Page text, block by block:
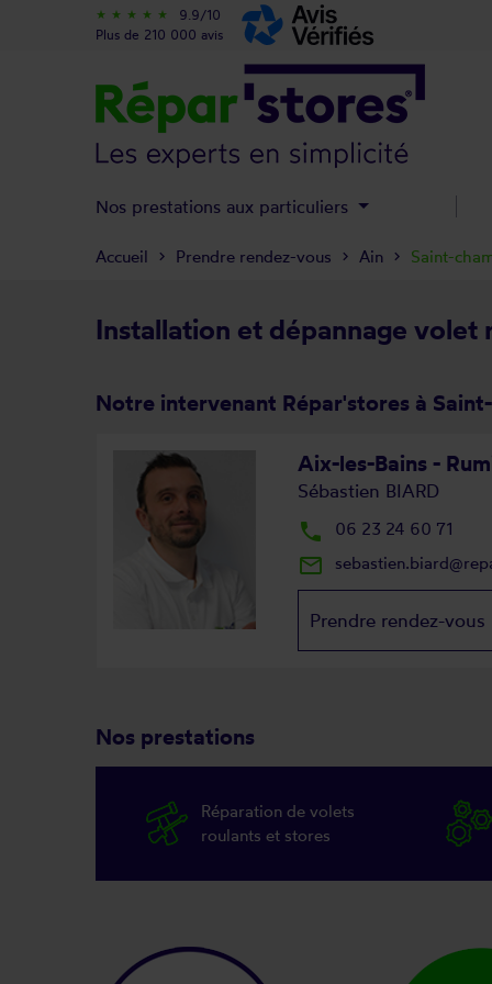
Installation et dépannage volet
Notre intervenant Répar'stores à
Aix-les-Bains -
Sébastien BIARD
local_phone 06 23 24 60 71
mail_outline
Prendre rendez-vous
Nos prestations
Réparation de volets
roulants et stores
Accueil Prendre rendez-vous Ain Saint-
star_rate star_rate star_rate star_rate star_rate
9.9/10
Plus de 210 000 avis
Nos prestations aux particuliers